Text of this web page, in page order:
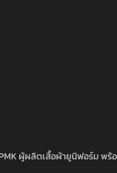
ผู้ผลิตเสื้อผ้ายูนิฟอร์ม พร้อ